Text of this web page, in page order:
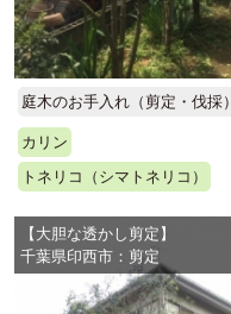
庭木のお手入れ（剪定・伐採）
カリン
トネリコ（シマトネリコ）
【大胆な透かし剪定】
千葉県印西市：剪定